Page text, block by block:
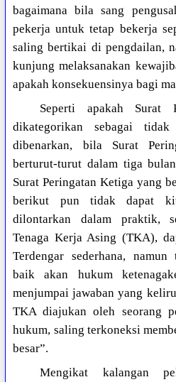
bagaimana bila sang
pekerja untuk tetap bekerja
saling bertikai di pengdailan,
kunjung melaksanakan
apakah konsekuensinya bagi
Seperti apakah Surat
dikategorikan sebagai
dibenarkan, bila Surat
berturut-turut dalam tiga
Surat Peringatan Ketiga yang
berikut pun tidak dapat
dilontarkan dalam praktik,
Tenaga Kerja Asing (TKA),
Terdengar sederhana, namun
baik akan hukum
menjumpai jawaban yang
TKA diajukan oleh seorang
hukum, saling terkoneksi
besar”.
Mengikat kalangan